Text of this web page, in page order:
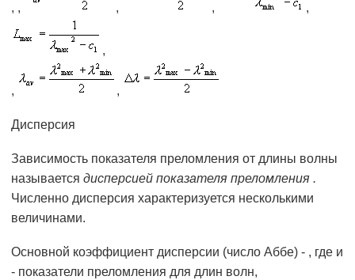
, , , , ,
,
, ,
Дисперсия
Зависимость показателя преломления от длины волны
называется дисперсией показателя преломления .
Численно дисперсия характеризуется несколькими
величинами.
Основной коэффициент дисперсии (число Аббе) - , где и
- показатели преломления для длин волн,